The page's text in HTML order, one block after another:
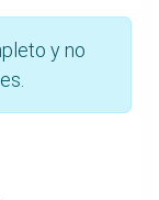
y no